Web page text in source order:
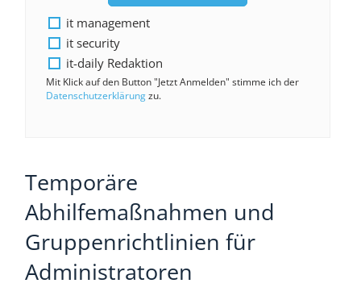
it management
it security
it-daily Redaktion
Mit Klick auf den Button "Jetzt Anmelden" stimme ich der
Datenschutzerklärungzu.
Temporäre
Abhilfemaßnahmen und
Gruppenrichtlinien für
Administratoren